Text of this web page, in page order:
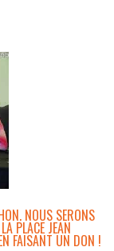
NOUS SERONS
PLACE JEAN
FAISANT UN DON !